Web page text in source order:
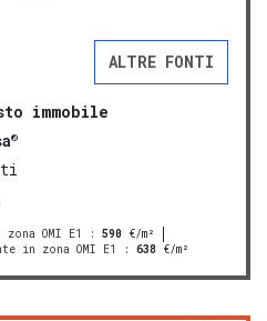
ALTRE FONTI
immobile
®
OMI E1 : 590 €/m²
in zona OMI E1
: 638 €/m²